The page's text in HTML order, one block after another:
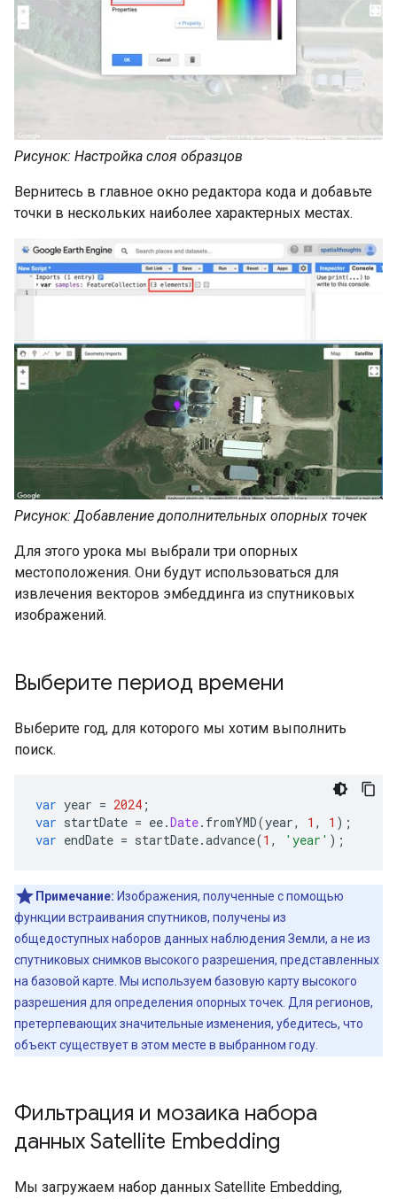
Рисунок: Настройка слоя образцов
Вернитесь в главное окно редактора кода и добавьте
точки в нескольких наиболее характерных местах.
Рисунок: Добавление дополнительных опорных точек
Для этого урока мы выбрали три опорных
местоположения. Они будут использоваться для
извлечения векторов эмбеддинга из спутниковых
изображений.
Выберите период времени
Выберите год, для которого мы хотим выполнить
поиск.
var year = 2024 ;
var startDate = ee.Date. fromYMD(year, 1 , 1 );
var endDate = startDate.advance(1 , 'year' );
Примечание: Изображения, полученные с помощью
функции встраивания спутников, получены из
общедоступных наборов данных наблюдения Земли, а не из
спутниковых снимков высокого разрешения, представленных
на базовой карте. Мы используем базовую карту высокого
разрешения для определения опорных точек. Для регионов,
претерпевающих значительные изменения, убедитесь, что
объект существует в этом месте в выбранном году.
Фильтрация и мозаика набора
данных Satellite Embedding
Мы загружаем набор данных Satellite Embedding,